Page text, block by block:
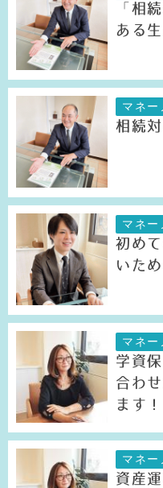
「相
ある
マネー
相続
マネー
初め
いた
マネー
学資
合わ
ます！
マネー
資産